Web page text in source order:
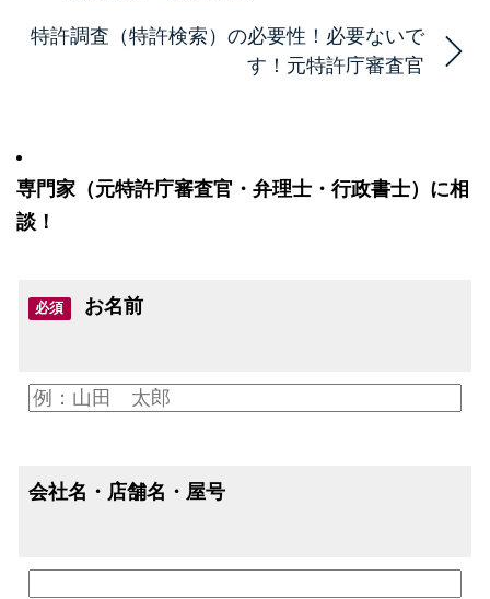
特許調査（特許検索）の必要性！必要ないで
す！元特許庁審査官
専門家（元特許庁審査官・弁理士・行政書士）に相
談！
必須 お名前
会社名・店舗名・屋号